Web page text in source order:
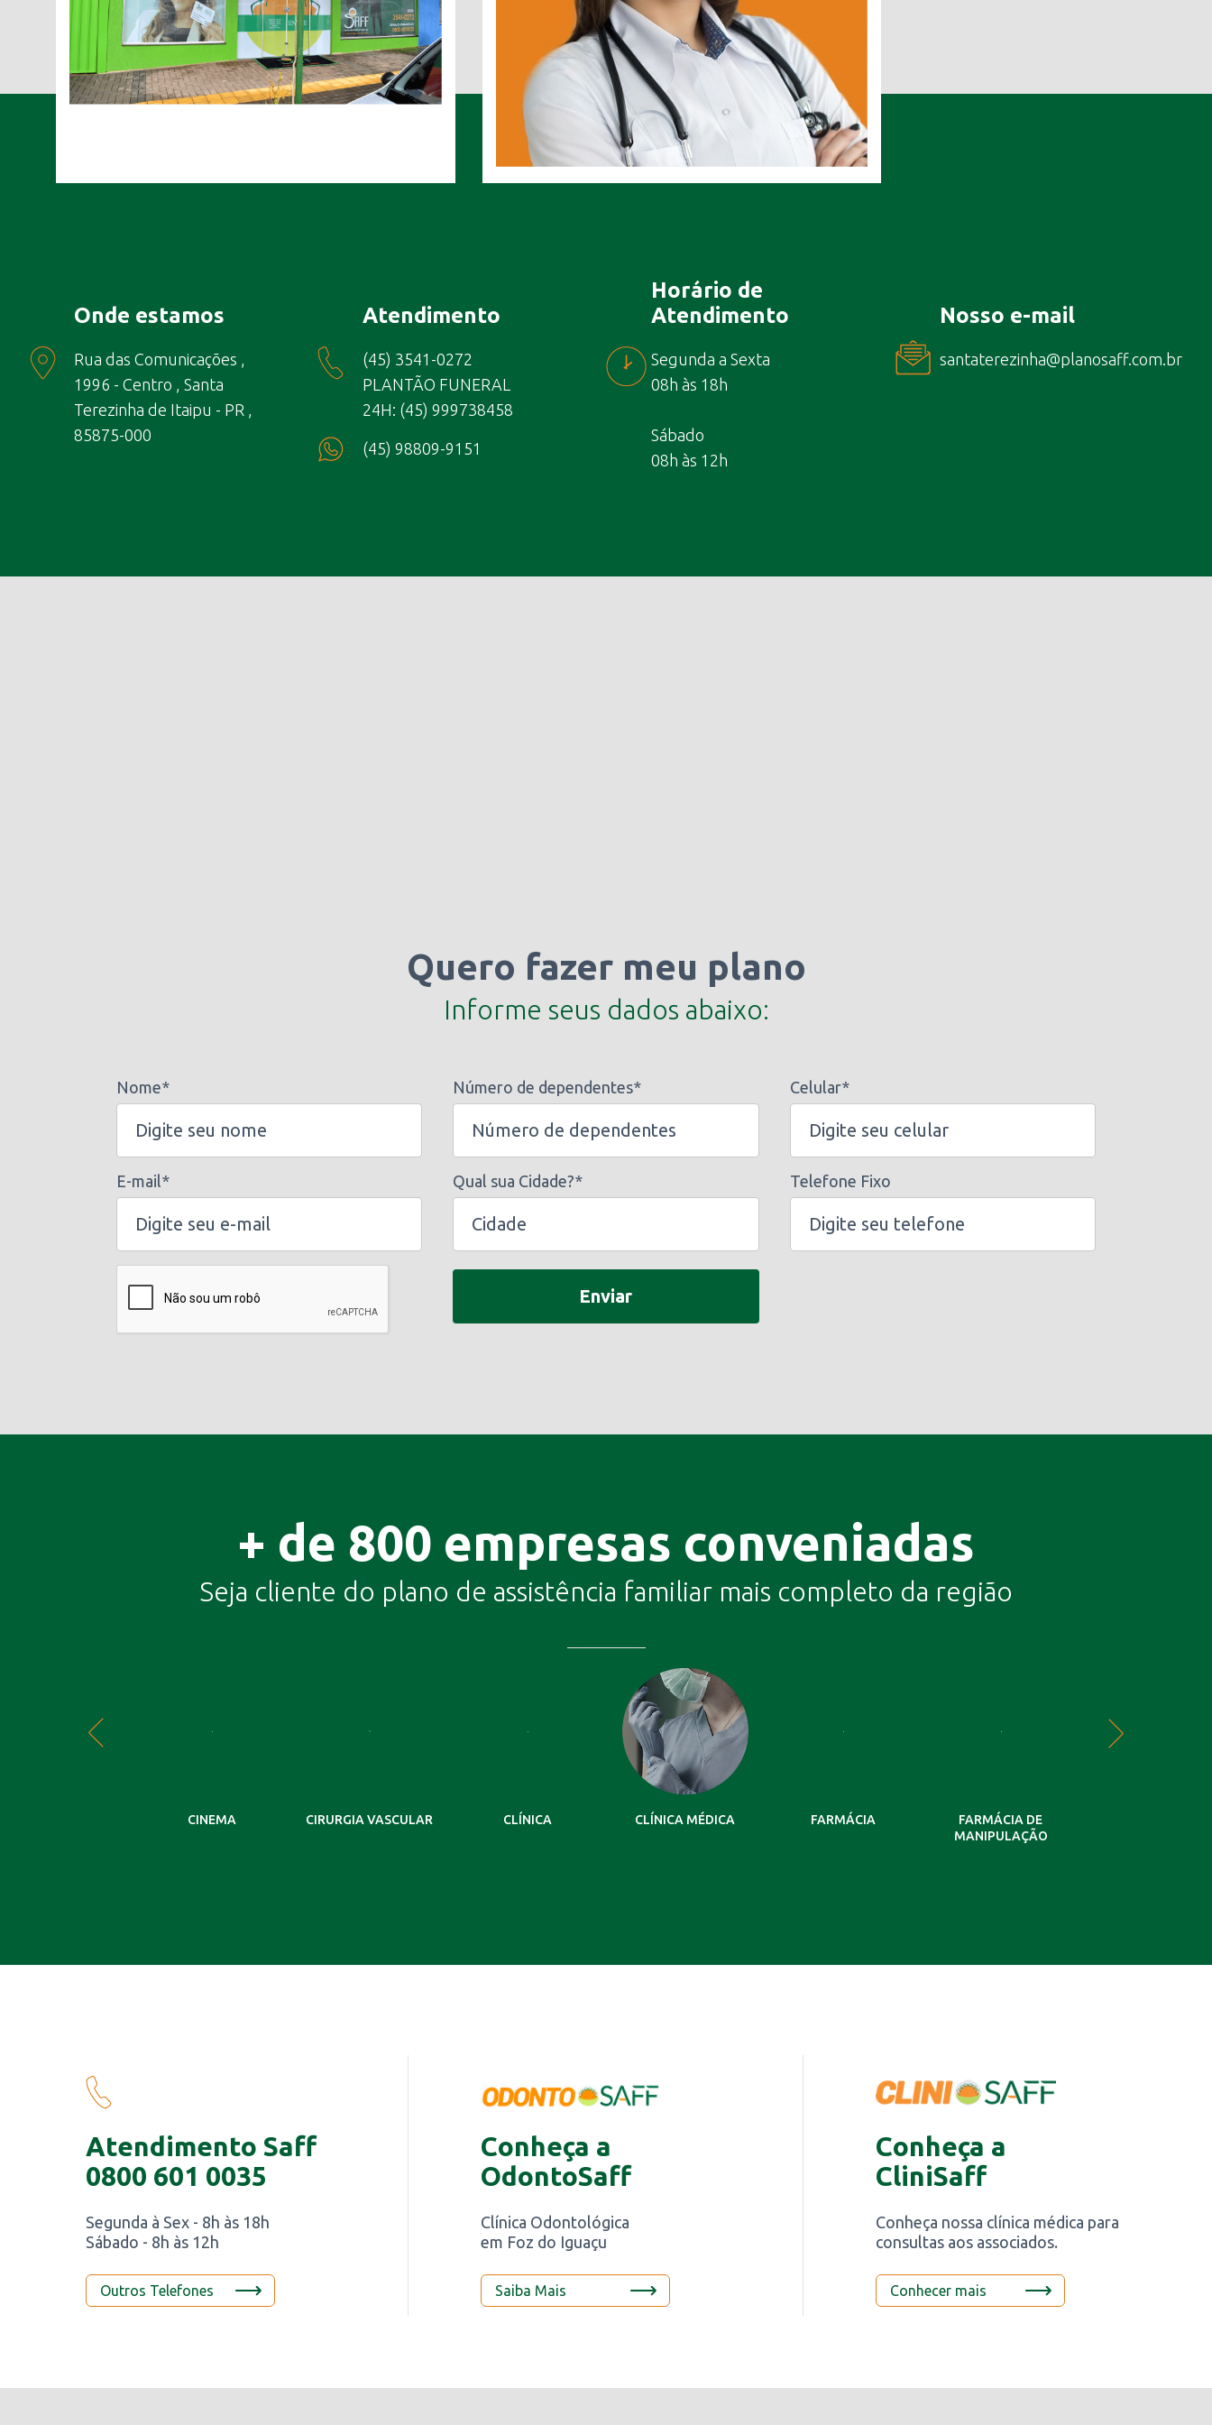
Onde estamos
Rua das Comunicações ,
1996 - Centro , Santa
Terezinha de Itaipu - PR ,
85875-000
Atendimento
(45) 3541-0272
PLANTÃO FUNERAL
24H: (45) 999738458
(45) 98809-9151
Horário de
Atendimento
Segunda a Sexta
08h às 18h
Sábado
08h às 12h
Nosso e-mail
santaterezinha@planosaff.com.br
Quero fazer meu plano
Informe seus dados abaixo:
Nome*
E-mail*
Número de dependentes*
Qual sua Cidade?*
Celular*
Telefone Fixo
Enviar
+ de 800 empresas conveniadas
Seja cliente do plano de assistência familiar mais completo da região
CINEMA CIRURGIA VASCULAR CLÍNICA CLÍNICA MÉDICA FARMÁCIA
FARMÁCIA DE
MANIPULAÇÃO
Atendimento Saff
0800 601 0035
Segunda à Sex - 8h às 18h
Sábado - 8h às 12h
Outros Telefones
Conheça a
OdontoSaff
Clínica Odontológica
em Foz do Iguaçu
Saiba Mais
Conheça a
CliniSaff
Conheça nossa clínica médica para
consultas aos associados.
Conhecer mais